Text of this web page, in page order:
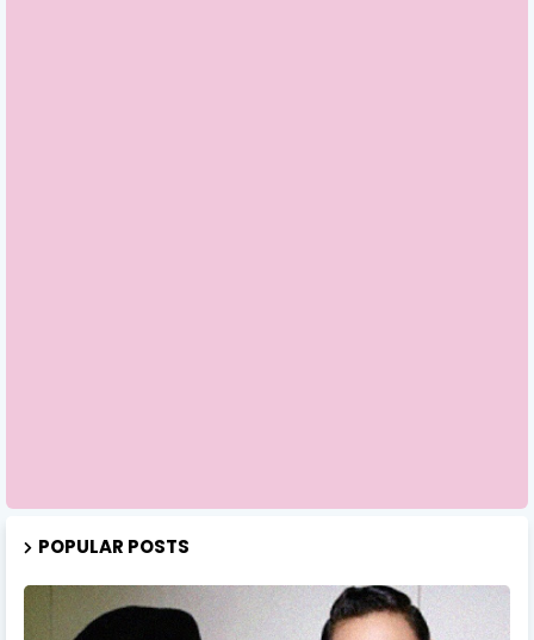
POPULAR POSTS